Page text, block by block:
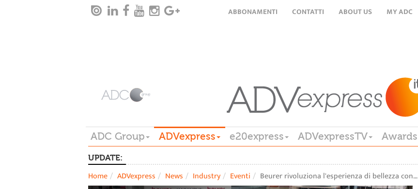
ABBONAMENTI CONTATTI ABOUT US MY ADC
ADC Group ADVexpress e20express ADVexpressTV Awards
UPDATE:
Home ADVexpress News Industry Eventi Beurer rivoluziona l'esperienza di bellezza con…